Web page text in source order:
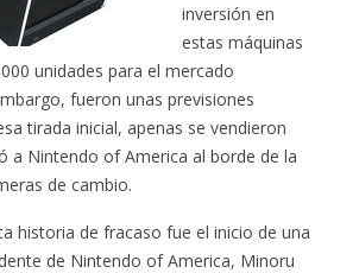
inversión en
estas máquinas
unidades para el mercado
fueron unas previsiones
tirada inicial, apenas se vendieron
a Nintendo of America al borde de la
de cambio.
historia de fracaso fue el inicio de una
de Nintendo of America, Minoru